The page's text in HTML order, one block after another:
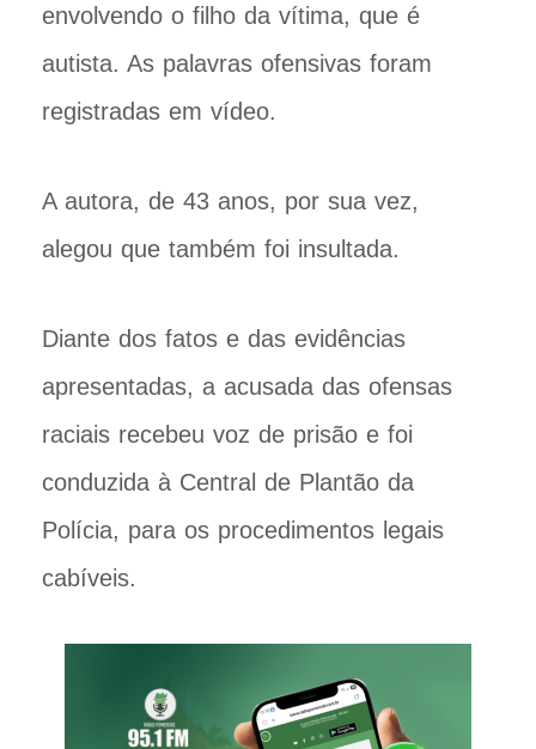
envolvendo o filho da vítima, que é
autista. As palavras ofensivas foram
registradas em vídeo.
A autora, de 43 anos, por sua vez,
alegou que também foi insultada.
Diante dos fatos e das evidências
apresentadas, a acusada das ofensas
raciais recebeu voz de prisão e foi
conduzida à Central de Plantão da
Polícia, para os procedimentos legais
cabíveis.